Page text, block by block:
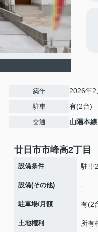
築年 2026年
駐車 有(2台)
交通 山陽本線
廿日市市峰高2丁
設備条件 駐車
設備(その他) -
駐車場/月額 有(2
土地権利 所有